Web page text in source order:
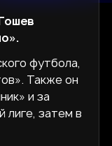
футбола,
Также он
и за
лиге, затем в